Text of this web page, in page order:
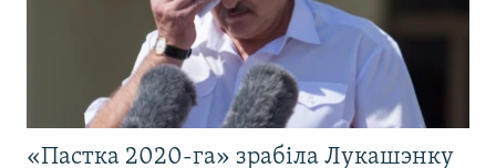
«Пастка 2020-га» зрабіла Лукашэнку